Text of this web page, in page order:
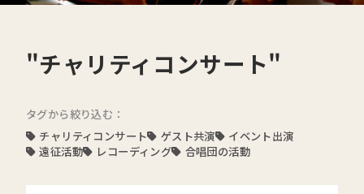
"チャリティコンサート"
タグから絞り込む：
チャリティコンサート
ゲスト共演
イベント出演
遠征活動
レコーディング 合唱団の活動